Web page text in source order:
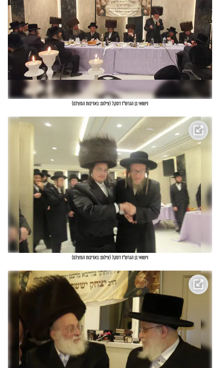
נישואי בן הגרש"ז דסקל (צילום: באדיבות המצלם)
נישואי בן הגרש"ז דסקל (צילום: באדיבות המצלם)